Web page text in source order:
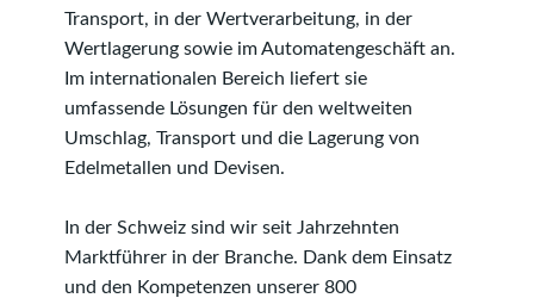
Transport, in der Wertverarbeitung, in der
Wertlagerung sowie im Automatengeschäft an.
Im internationalen Bereich liefert sie
umfassende Lösungen für den weltweiten
Umschlag, Transport und die Lagerung von
Edelmetallen und Devisen.
In der Schweiz sind wir seit Jahrzehnten
Marktführer in der Branche. Dank dem Einsatz
und den Kompetenzen unserer 800